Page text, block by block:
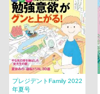
プレジデントFamily 2022
年夏号